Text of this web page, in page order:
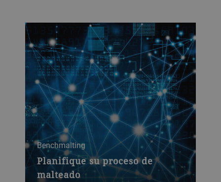
Benchmalting
Planifique su proceso de
malteado